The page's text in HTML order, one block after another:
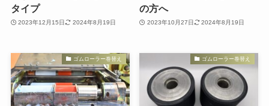
タイプ
2023年12月15日 2024年8月19日
の方へ
2023年10月27日 2024年8月19日
ゴムローラー巻替え ゴムローラー巻替え